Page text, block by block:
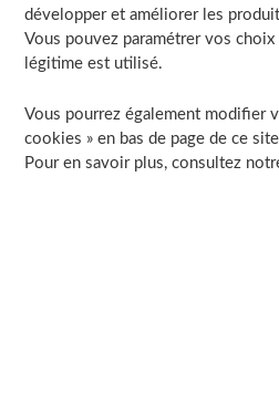
Assez fréquent : Une
Plutôt rare…
Assez fréquent : les
Plutôt banal : les
Les plus connus : les
développer et améliorer les
Vous pouvez paramétrer vos
légitime est utilisé.
Vous pourrez également modifier
cookies » en bas de page de ce
Pour en savoir plus, consultez